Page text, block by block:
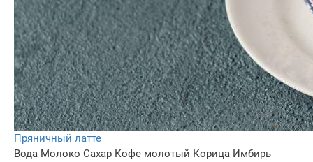
Пряничный латте
Вода Молоко Сахар Кофе молотый Корица Имбирь